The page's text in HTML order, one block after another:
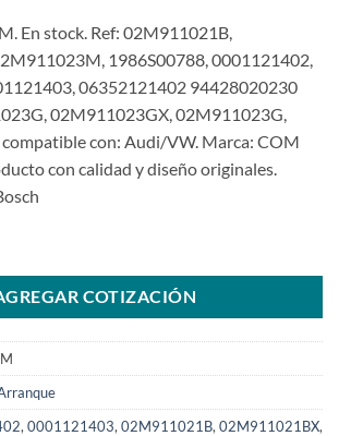
En stock. Ref: 02M911021B,
1986S00788, 0001121402,
06352121402 94428020230
02M911023GX, 02M911023G,
con: Audi/VW. Marca: COM
con calidad y diseño originales.
COTIZACIÓN
, 0001121403, 02M911021B, 02M911021BX,